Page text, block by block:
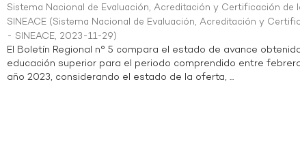
Sistema Nacional de Evaluación, Acreditación y Certificación de
SINEACE (Sistema Nacional de Evaluación, Acreditación y
- SINEACE, 2023-11-29)
El Boletín Regional n° 5 compara el estado de avance
educación superior para el periodo comprendido entre
año 2023, considerando el estado de la oferta, ...